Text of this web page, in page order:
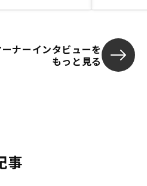
ーナーインタビューを
もっと見る
事